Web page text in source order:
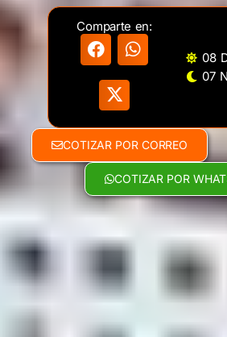
Comparte en:
08
07
COTIZAR POR CORREO
COTIZAR POR